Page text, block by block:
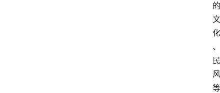
的
文
化
、
民
风
等